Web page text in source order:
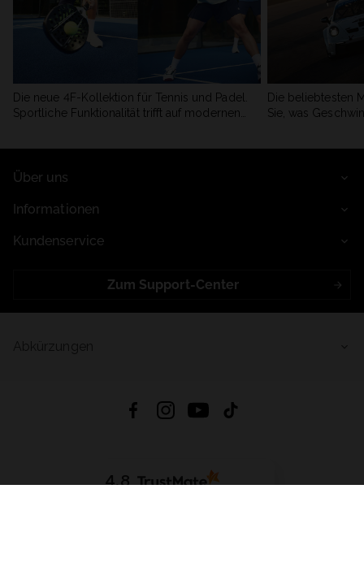
Die neue 4F-Kollektion für Tennis und Padel.
Sportliche Funktionalität trifft auf modernen
Die beliebtesten
Sie, was
Über uns
Informationen
Kundenservice
Zum Support-Center
4.8